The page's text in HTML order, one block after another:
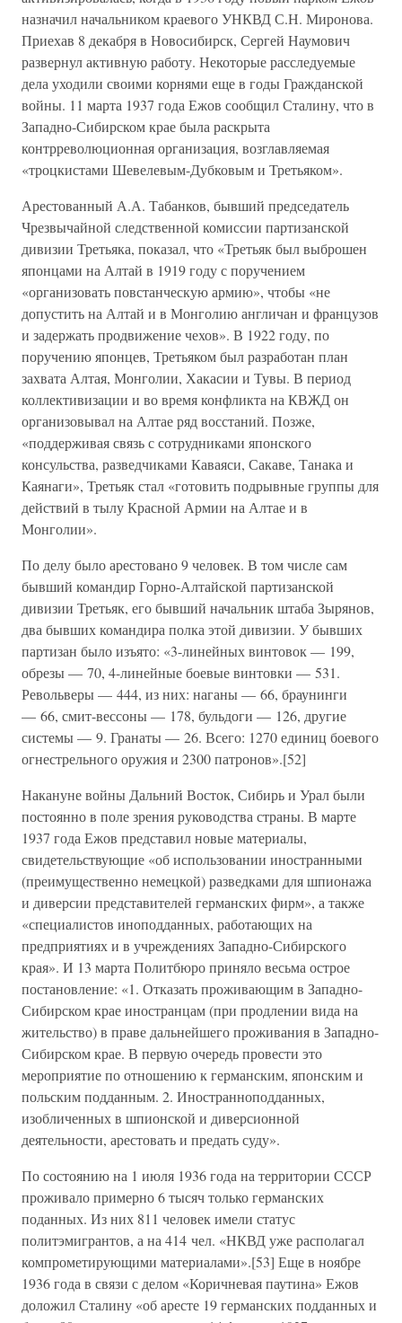
назначил начальником краевого УНКВД С.Н. Миронова.
Приехав 8 декабря в Новосибирск, Сергей Наумович
развернул активную работу. Некоторые расследуемые
дела уходили своими корнями еще в годы Гражданской
войны. 11 марта 1937 года Ежов сообщил Сталину, что в
Западно-Сибирском крае была раскрыта
контрреволюционная организация, возглавляемая
«троцкистами Шевелевым-Дубковым и Третьяком».
Арестованный А.А. Табанков, бывший председатель
Чрезвычайной следственной комиссии партизанской
дивизии Третьяка, показал, что «Третьяк был выброшен
японцами на Алтай в 1919 году с поручением
«организовать повстанческую армию», чтобы «не
допустить на Алтай и в Монголию англичан и французов
и задержать продвижение чехов». В 1922 году, по
поручению японцев, Третьяком был разработан план
захвата Алтая, Монголии, Хакасии и Тувы. В период
коллективизации и во время конфликта на КВЖД он
организовывал на Алтае ряд восстаний. Позже,
«поддерживая связь с сотрудниками японского
консульства, разведчиками Каваяси, Сакаве, Танака и
Каянаги», Третьяк стал «готовить подрывные группы для
действий в тылу Красной Армии на Алтае и в
Монголии».
По делу было арестовано 9 человек. В том числе сам
бывший командир Горно-Алтайской партизанской
дивизии Третьяк, его бывший начальник штаба Зырянов,
два бывших командира полка этой дивизии. У бывших
партизан было изъято: «3-линейных винтовок — 199,
обрезы — 70, 4-линейные боевые винтовки — 531.
Револьверы — 444, из них: наганы — 66, браунинги
— 66, смит-вессоны — 178, бульдоги — 126, другие
системы — 9. Гранаты — 26. Всего: 1270 единиц боевого
огнестрельного оружия и 2300 патронов».[52]
Накануне войны Дальний Восток, Сибирь и Урал были
постоянно в поле зрения руководства страны. В марте
1937 года Ежов представил новые материалы,
свидетельствующие «об использовании иностранными
(преимущественно немецкой) разведками для шпионажа
и диверсии представителей германских фирм», а также
«специалистов иноподданных, работающих на
предприятиях и в учреждениях Западно-Сибирского
края». И 13 марта Политбюро приняло весьма острое
постановление: «1. Отказать проживающим в Западно-
Сибирском крае иностранцам (при продлении вида на
жительство) в праве дальнейшего проживания в Западно-
Сибирском крае. В первую очередь провести это
мероприятие по отношению к германским, японским и
польским подданным. 2. Иностранноподданных,
изобличенных в шпионской и диверсионной
деятельности, арестовать и предать суду».
По состоянию на 1 июля 1936 года на территории СССР
проживало примерно 6 тысяч только германских
поданных. Из них 811 человек имели статус
политэмигрантов, а на 414 чел. «НКВД уже располагал
компрометирующими материалами».[53] Еще в ноябре
1936 года в связи с делом «Коричневая паутина» Ежов
доложил Сталину «об аресте 19 германских подданных и